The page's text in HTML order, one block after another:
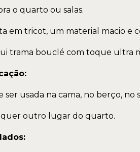
o quarto ou salas.
em tricot, um material macio e
trama bouclé com toque ultra
ser usada na cama, no berço, no
outro lugar do quarto.